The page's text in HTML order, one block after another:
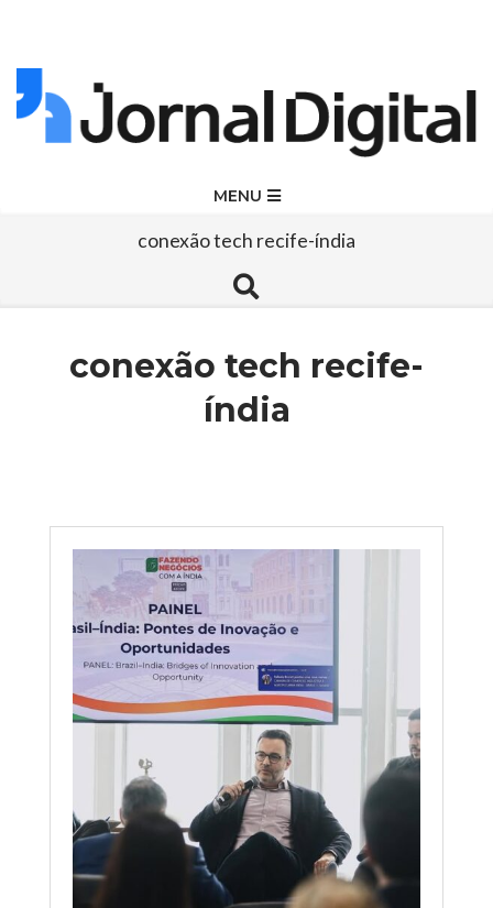
Skip
to
Jornal
Digital
MENU
conexão tech recife-índia
Search
conexão tech recife-
índia